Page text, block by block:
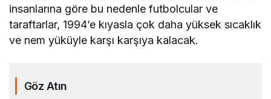
insanlarına göre bu nedenle futbolcular ve
taraftarlar, 1994’e kıyasla çok daha yüksek sıcaklık
ve nem yüküyle karşı karşıya kalacak.
Göz Atın